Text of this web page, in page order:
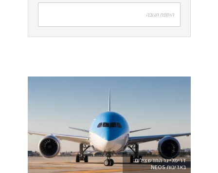
הוספת תגובה
דרימליינר החדש צילום:
באדיבות NEOS